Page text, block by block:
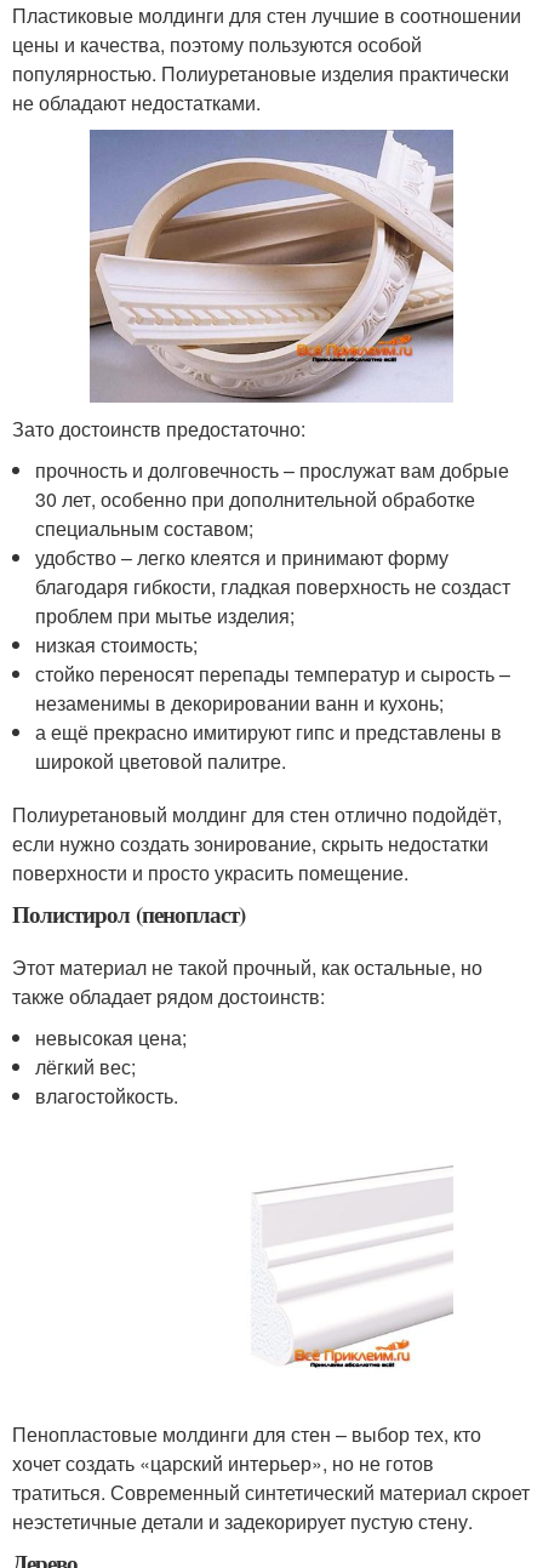
Пластиковые молдинги для стен лучшие в соотношении
цены и качества, поэтому пользуются особой
популярностью. Полиуретановые изделия практически
не обладают недостатками.
Зато достоинств предостаточно:
прочность и долговечность – прослужат вам добрые
30 лет, особенно при дополнительной обработке
специальным составом;
удобство – легко клеятся и принимают форму
благодаря гибкости, гладкая поверхность не создаст
проблем при мытье изделия;
низкая стоимость;
стойко переносят перепады температур и сырость –
незаменимы в декорировании ванн и кухонь;
а ещё прекрасно имитируют гипс и представлены в
широкой цветовой палитре.
Полиуретановый молдинг для стен отлично подойдёт,
если нужно создать зонирование, скрыть недостатки
поверхности и просто украсить помещение.
Полистирол (пенопласт)
Этот материал не такой прочный, как остальные, но
также обладает рядом достоинств:
невысокая цена;
лёгкий вес;
влагостойкость.
Пенопластовые молдинги для стен – выбор тех, кто
хочет создать «царский интерьер», но не готов
тратиться. Современный синтетический материал скроет
неэстетичные детали и задекорирует пустую стену.